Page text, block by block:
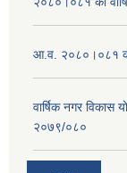
आ.व. २०८०।०८१ को
वार्षिक नगर विकास
२०७९/०८०